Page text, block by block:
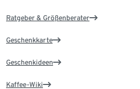
Ratgeber & Größenberater
Geschenkkarte
Geschenkideen
Kaffee-Wiki